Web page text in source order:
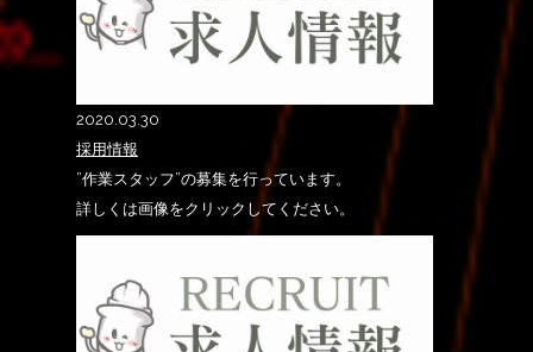
2020.03.30
採用情報
”作業スタッフ”の募集を行っています。
詳しくは画像をクリックしてください。